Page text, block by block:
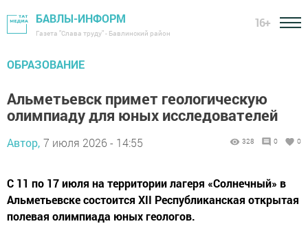
БАВЛЫ-ИНФОРМ
Газета "Слава труду" - Бавлинский район
16+
ОБРАЗОВАНИЕ
Альметьевск примет геологическую
олимпиаду для юных исследователей
Автор, 7 июля 2026 - 14:55 328 0 0
С 11 по 17 июля на территории лагеря «Солнечный» в
Альметьевске состоится XII Республиканская открытая
полевая олимпиада юных геологов.